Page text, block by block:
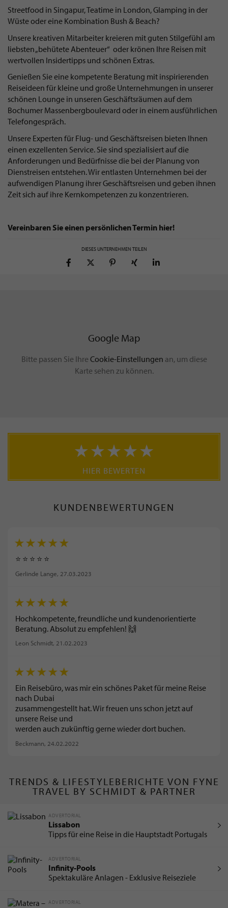
Streetfood in Singapur, Teatime in London, Glamping in der
Wüste oder eine Kombination Bush & Beach?
Unsere kreativen Mitarbeiter kreieren mit guten Stilgefühl am
liebsten „behütete Abenteuer“ oder krönen Ihre Reisen mit
wertvollen Insidertipps und schönen Extras.
Genießen Sie eine kompetente Beratung mit inspirierenden
Reiseideen für kleine und große Unternehmungen in unserer
schönen Lounge in unseren Geschäftsräumen auf dem
Bochumer Massenbergboulevard oder in einem ausführlichen
Telefongespräch.
Unsere Experten für Flug- und Geschäftsreisen bieten Ihnen
einen exzellenten Service. Sie sind spezialisiert auf die
Anforderungen und Bedürfnisse die bei der Planung von
Dienstreisen entstehen. Wir entlasten Unternehmen bei der
aufwendigen Planung ihrer Geschäftsreisen und geben ihnen
Zeit sich auf ihre Kernkompetenzen zu konzentrieren.
Vereinbaren Sie einen persönlichen Termin hier!
DIESES UNTERNEHMEN TEILEN
Google Map
Bitte passen Sie Ihre Cookie-Einstellungen an, um diese
Karte sehen zu können.
HIER BEWERTEN
KUNDENBEWERTUNGEN
⭐ ⭐ ⭐ ⭐ ⭐
Gerlinde Lange, 27.03.2023
Hochkompetente, freundliche und kundenorientierte
Beratung. Absolut zu empfehlen! 🙌
Leon Schmidt, 21.02.2023
Ein Reisebüro, was mir ein schönes Paket für meine Reise
nach Dubai
zusammengestellt hat. Wir freuen uns schon jetzt auf
unsere Reise und
werden auch zukünftig gerne wieder dort buchen.
Beckmann, 24.02.2022
TRENDS & LIFESTYLEBERICHTE VON FYNE
TRAVEL BY SCHMIDT & PARTNER
ADVERTORIAL
Lissabon
Tipps für eine Reise in die Hauptstadt Portugals
ADVERTORIAL
Infinity-Pools
Spektakuläre Anlagen - Exklusive Reiseziele
ADVERTORIAL